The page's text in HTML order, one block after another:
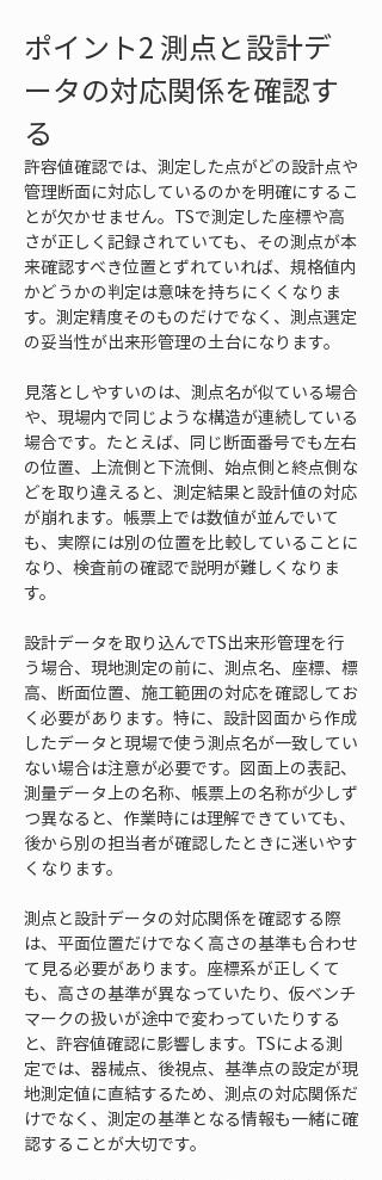
ポイント2 測点と設計デ
ータの対応関係を確認す
る
許容値確認では、測定した点がどの設計点や
管理断面に対応しているのかを明確にするこ
とが欠かせません。TSで測定した座標や高
さが正しく記録されていても、その測点が本
来確認すべき位置とずれていれば、規格値内
かどうかの判定は意味を持ちにくくなりま
す。測定精度そのものだけでなく、測点選定
の妥当性が出来形管理の土台になります。
見落としやすいのは、測点名が似ている場合
や、現場内で同じような構造が連続している
場合です。たとえば、同じ断面番号でも左右
の位置、上流側と下流側、始点側と終点側な
どを取り違えると、測定結果と設計値の対応
が崩れます。帳票上では数値が並んでいて
も、実際には別の位置を比較していることに
なり、検査前の確認で説明が難しくなりま
す。
設計データを取り込んでTS出来形管理を行
う場合、現地測定の前に、測点名、座標、標
高、断面位置、施工範囲の対応を確認してお
く必要があります。特に、設計図面から作成
したデータと現場で使う測点名が一致してい
ない場合は注意が必要です。図面上の表記、
測量データ上の名称、帳票上の名称が少しず
つ異なると、作業時には理解できていても、
後から別の担当者が確認したときに迷いやす
くなります。
測点と設計データの対応関係を確認する際
は、平面位置だけでなく高さの基準も合わせ
て見る必要があります。座標系が正しくて
も、高さの基準が異なっていたり、仮ベンチ
マークの扱いが途中で変わっていたりする
と、許容値確認に影響します。TSによる測
定では、器械点、後視点、基準点の設定が現
地測定値に直結するため、測点の対応関係だ
けでなく、測定の基準となる情報も一緒に確
認することが大切です。